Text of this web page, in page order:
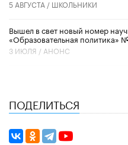
5 АВГУСТА / ШКОЛЬНИКИ
Вышел в свет новый номер
«Образовательная политика»
3 ИЮЛЯ / АНОНС
ПОДЕЛИТЬСЯ